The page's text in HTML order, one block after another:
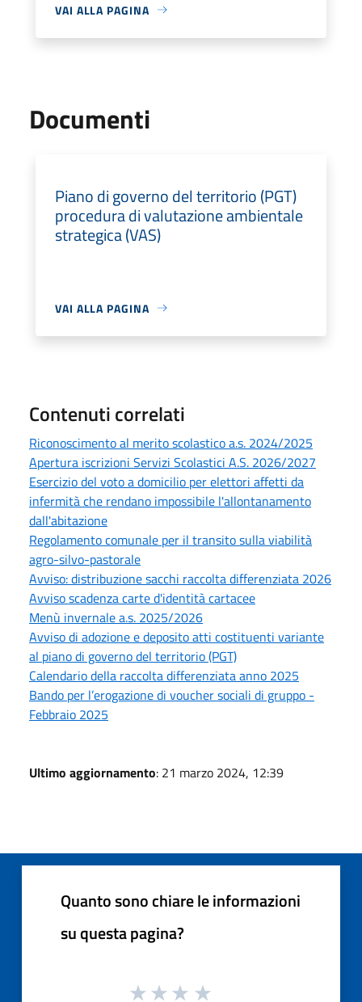
VAI ALLA PAGINA
Documenti
Piano di governo del territorio (PGT)
procedura di valutazione ambientale
strategica (VAS)
VAI ALLA PAGINA
Contenuti correlati
Riconoscimento al merito scolastico a.s. 2024/2025
Apertura iscrizioni Servizi Scolastici A.S. 2026/2027
Esercizio del voto a domicilio per elettori affetti da
infermità che rendano impossibile l'allontanamento
dall'abitazione
Regolamento comunale per il transito sulla viabilità
agro-silvo-pastorale
Avviso: distribuzione sacchi raccolta differenziata 2026
Avviso scadenza carte d'identità cartacee
Menù invernale a.s. 2025/2026
Avviso di adozione e deposito atti costituenti variante
al piano di governo del territorio (PGT)
Calendario della raccolta differenziata anno 2025
Bando per l’erogazione di voucher sociali di gruppo -
Febbraio 2025
Ultimo aggiornamento: 21 marzo 2024, 12:39
Quanto sono chiare le informazioni
su questa pagina?